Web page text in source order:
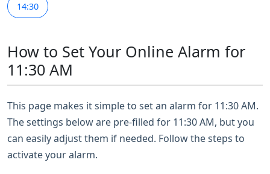
14:30
How to Set Your Online Alarm for
11:30 AM
This page makes it simple to set an alarm for 11:30 AM.
The settings below are pre-filled for 11:30 AM, but you
can easily adjust them if needed. Follow the steps to
activate your alarm.